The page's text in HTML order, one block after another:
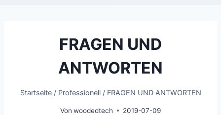
FRAGEN UND
ANTWORTEN
Startseite / Professionell / FRAGEN UND ANTWORTEN
Von woodedtech 2019-07-09